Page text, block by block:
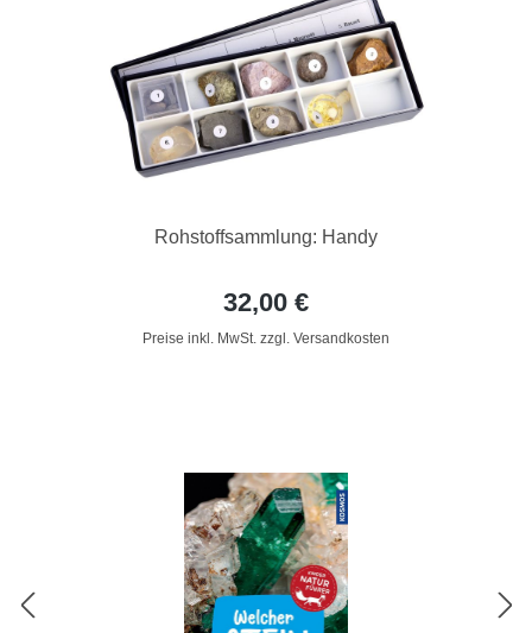
Rohstoffsammlung: Handy
32,00 €
Preise inkl. MwSt. zzgl. Versandkosten